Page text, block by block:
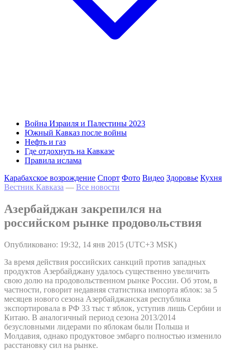
Война Израиля и Палестины 2023
Южный Кавказ после войны
Нефть и газ
Где отдохнуть на Кавказе
Правила ислама
Карабахское возрождение Спорт Фото Видео Здоровье Кухня
Вестник Кавказа — Все новости
Азербайджан закрепился на
российском рынке продовольствия
Опубликовано: 19:32, 14 янв 2015 (UTC+3 MSK)
За время действия российских санкций против западных
продуктов Азербайджану удалось существенно увеличить
свою долю на продовольственном рынке России. Об этом, в
частности, говорит недавняя статистика импорта яблок: за 5
месяцев нового сезона Азербайджанская республика
экспортировала в РФ 33 тыс т яблок, уступив лишь Сербии и
Китаю. В аналогичный период сезона 2013/2014
безусловными лидерами по яблокам были Польша и
Молдавия, однако продуктовое эмбарго полностью изменило
расстановку сил на рынке.